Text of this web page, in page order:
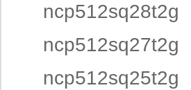
ncp512sq28t2g
ncp512sq27t2g
ncp512sq25t2g